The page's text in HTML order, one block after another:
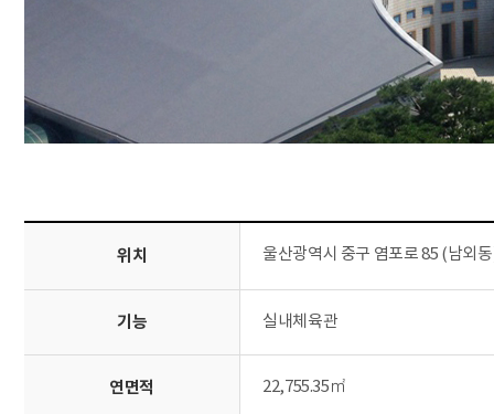
위치 울산광역시 중구 염포로 85 (남외
기능 실내체육관
연면적 22,755.35㎡